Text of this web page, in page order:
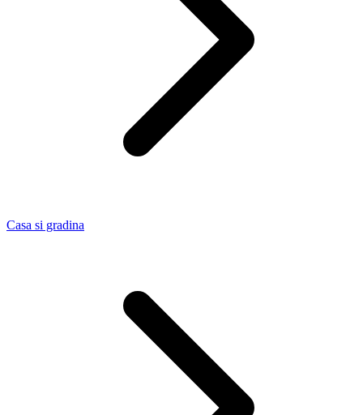
Casa si gradina